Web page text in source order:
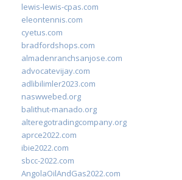
lewis-lewis-cpas.com
eleontennis.com
cyetus.com
bradfordshops.com
almadenranchsanjose.com
advocatevijay.com
adlibilimler2023.com
naswwebed.org
balithut-manado.org
alteregotradingcompany.org
aprce2022.com
ibie2022.com
sbcc-2022.com
AngolaOilAndGas2022.com